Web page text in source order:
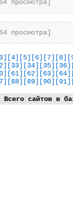
просмотра]
просмотра]
[4] [5] [6] [7] [8]
[33] [34] [35] [36]
[61] [62] [63] [64]
[88] [89] [90] [91]
Всего сайтов в